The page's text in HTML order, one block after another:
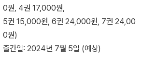
0원, 4권 17,000원,
5권 15,000원, 6권 24,000원, 7권 24,00
0원)
출간일: 2024년 7월 5일 (예상)